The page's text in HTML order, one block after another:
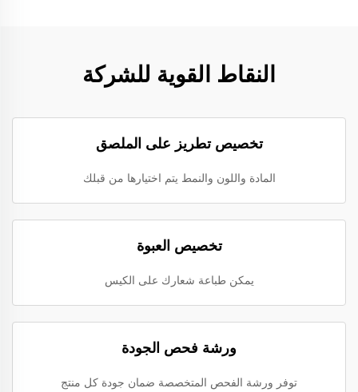
النقاط القوية للشركة
تخصيص تطريز على الملصق
المادة واللون والنمط يتم اختيارها من قبلك
تخصيص العبوة
يمكن طباعة شعارك على الكيس
ورشة فحص الجودة
توفر ورشة الفحص المتخصصة ضمان جودة كل منتج